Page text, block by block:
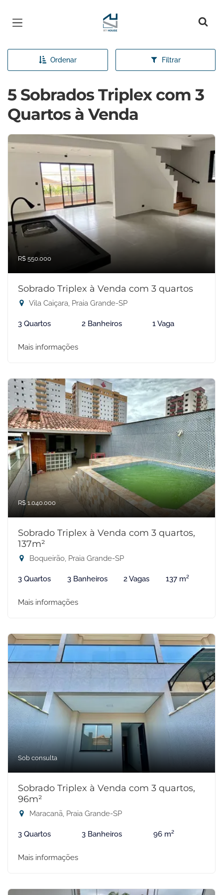
Página inicial
Ordenar Filtrar
5 Sobrados Triplex com 3
Quartos à Venda
R$ 550.000
Sobrado Triplex à Venda com 3 quartos
Vila Caiçara, Praia Grande-SP
3 Quartos 2 Banheiros 1 Vaga
Mais informações
R$ 1.040.000
Sobrado Triplex à Venda com 3 quartos,
137m²
Boqueirão, Praia Grande-SP
3 Quartos 3 Banheiros 2 Vagas 137 m²
Mais informações
Sob consulta
Sobrado Triplex à Venda com 3 quartos,
96m²
Maracanã, Praia Grande-SP
3 Quartos 3 Banheiros 96 m²
Mais informações